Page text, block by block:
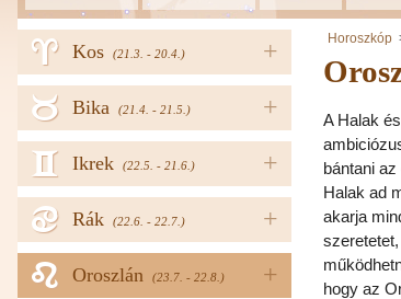
+
Kos (21.3. - 20.4.)
a
+
Bika (21.4. - 21.5.)
b
+
Ikrek (22.5. - 21.6.)
c
+
Rák (22.6. - 22.7.)
d
+
Oroszlán (23.7. - 22.8.)
e
Horoszkóp
A Halak
bántani
Halak ad
akarja
hogy az